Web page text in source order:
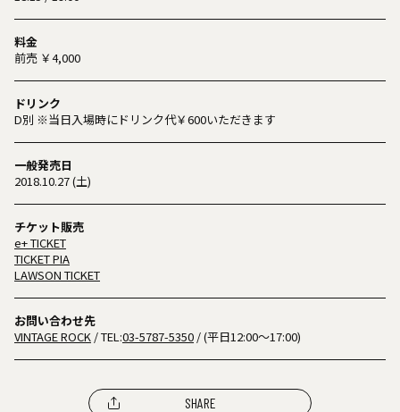
料金
前売 ￥4,000
ドリンク
D別 ※当日入場時にドリンク代￥600いただきます
一般発売日
2018.10.27 (土)
チケット販売
e+ TICKET
TICKET PIA
LAWSON TICKET
お問い合わせ先
VINTAGE ROCK / TEL:03-5787-5350 / (平日12:00～17:00)
SHARE